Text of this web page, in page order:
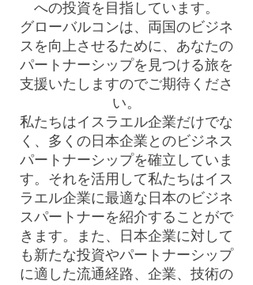
への投資を目指しています。
グローバルコンは、両国のビジネ
スを向上させるために、あなたの
パートナーシップを見つける旅を
支援いたしますのでご期待くださ
い。
私たちはイスラエル企業だけでな
く、多くの日本企業とのビジネス
パートナーシップを確立していま
す。それを活用して私たちはイス
ラエル企業に最適な日本のビジネ
スパートナーを紹介することがで
きます。また、日本企業に対して
も新たな投資やパートナーシップ
に適した流通経路、企業、技術の